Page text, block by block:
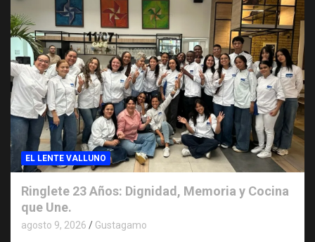
EL LENTE VALLUNO
Ringlete 23 Años: Dignidad, Memoria y Cocina
que Une.
agosto 9, 2026 Gustagamo